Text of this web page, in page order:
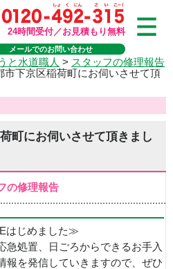
24時間受付／お見積もり無料
メールでのお問い合わせ
と水道職人 > スタッフの修理報告
市下京区稲荷町にお伺いさせて頂
町にお伺いさせて頂きまし
の修理報告
はじめました≫
急処置、日ごろからできるお手入
報を発信していきますので、ぜひ